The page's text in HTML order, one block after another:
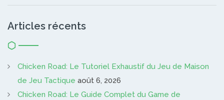
Articles récents
Chicken Road: Le Tutoriel Exhaustif du Jeu de Maison
de Jeu Tactique août 6, 2026
Chicken Road: Le Guide Complet du Game de